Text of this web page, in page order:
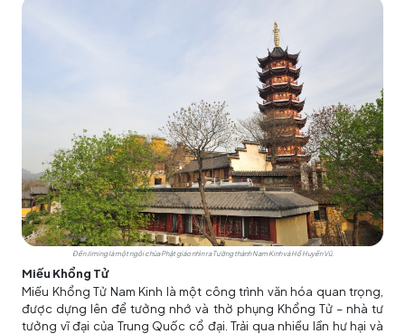
Đền Jiming là một ngôi chùa Phật giáo nhìn ra Tường thành Nam Kinh và Hồ Huyền Vũ.
Miếu Khổng Tử
Miếu Khổng Tử Nam Kinh là một công trình văn hóa quan trọng,
được dựng lên để tưởng nhớ và thờ phụng Khổng Tử – nhà tư
tưởng vĩ đại của Trung Quốc cổ đại. Trải qua nhiều lần hư hại và